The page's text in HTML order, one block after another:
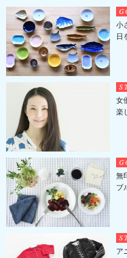
小
日
女
楽
無
ブ
ア